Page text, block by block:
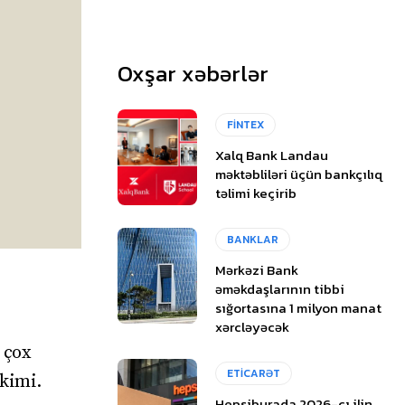
Oxşar xəbərlər
FİNTEX
Xalq Bank Landau
məktəbliləri üçün bankçılıq
təlimi keçirib
BANKLAR
Mərkəzi Bank
əməkdaşlarının tibbi
sığortasına 1 milyon manat
xərcləyəcək
ETİCARƏT